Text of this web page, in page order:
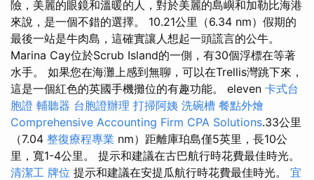
險，美麗的眼鏡和溫暖的人，對於美麗的島嶼和加勒比海港
來說，是一個不錯的選擇。 10.21公里（6.34 nm）假期的
最後一站是牛肉島，這確實讓人想起一頭謊言的公牛。
Marina Cay位於Scrub Island的一側，有30個浮標在等著
水手。 如果您在海灘上感到無聊，可以在Trellis灣跳下來，
這是一個紅色的英國手機攤位的有趣功能。 eleven 卡式台
胞證 輔聽器 台胞證辦理 打掃阿姨 洗碗槽 餐點外燴
Comprehensive Accounting Firm CPA Solutions.33公里
（7.04 整復療程專業 nm）距離庫珀島僅5英里，長10公
里，寬1-4公里。 提示和建議在古巴航行時花費最佳時光。
清潔工 牌位 提示和建議在安提瓜航行時花費最佳時光。 宜